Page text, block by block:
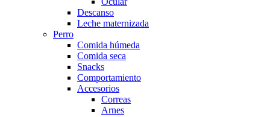
Descanso
Leche maternizada
Perro
Comida húmeda
Comida seca
Snacks
Comportamiento
Accesorios
Correas
Arnes